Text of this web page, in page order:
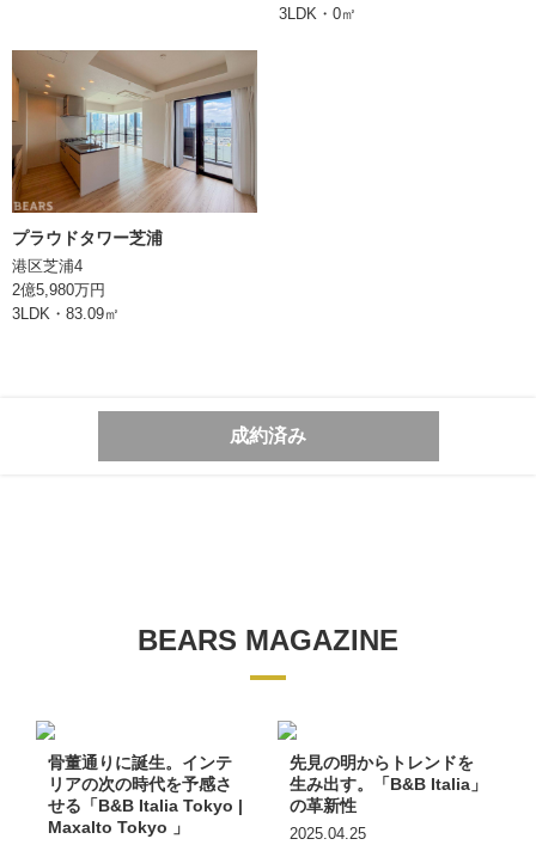
東京都千代田区丸の内二丁目1番1号
明治安田生命ビル10階
TEL:0362066070
東京都知事 (1) 第106896号
3LDK・0㎡
プラウドタワー芝浦
港区芝浦4
2億5,980万円
3LDK・83.09㎡
成約済み
BEARS MAGAZINE
骨董通りに誕生。インテ
リアの次の時代を予感さ
せる「B&B Italia Tokyo |
Maxalto Tokyo 」
先見の明からトレンドを
生み出す。「B&B Italia」
の革新性
2025.04.25